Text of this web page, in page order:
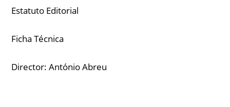
Estatuto Editorial
Ficha Técnica
Director: António Abreu